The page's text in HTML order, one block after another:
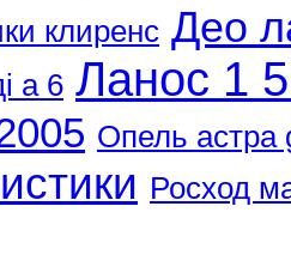
клиренс Део
а 6 Ланос 1
Опель астра
Росход